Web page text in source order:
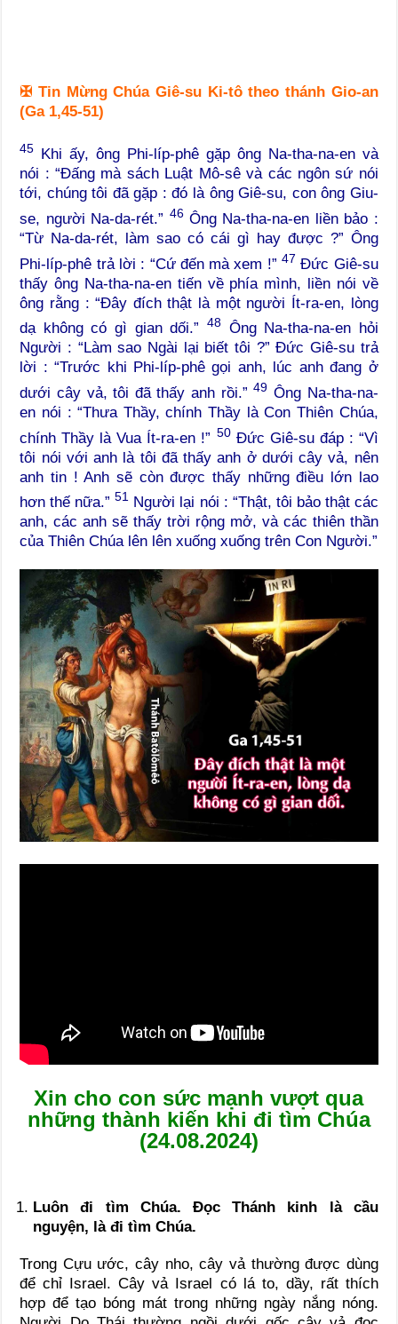
✠ Tin Mừng Chúa Giê-su Ki-tô theo thánh Gio-an
(Ga 1,45-51)
45
Khi ấy, ông Phi-líp-phê gặp ông Na-tha-na-en và
nói : “Đấng mà sách Luật Mô-sê và các ngôn sứ nói
tới, chúng tôi đã gặp : đó là ông Giê-su, con ông Giu-
se, người Na-da-rét.” 46Ông Na-tha-na-en liền bảo :
“Từ Na-da-rét, làm sao có cái gì hay được ?” Ông
Phi-líp-phê trả lời : “Cứ đến mà xem !”47 Đức Giê-su
thấy ông Na-tha-na-en tiến về phía mình, liền nói về
ông rằng : “Đây đích thật là một người Ít-ra-en, lòng
dạ không có gì gian dối.” 48Ông Na-tha-na-en hỏi
Người : “Làm sao Ngài lại biết tôi ?” Đức Giê-su trả
lời : “Trước khi Phi-líp-phê gọi anh, lúc anh đang ở
dưới cây vả, tôi đã thấy anh rồi.”49 Ông Na-tha-na-
en nói : “Thưa Thầy, chính Thầy là Con Thiên Chúa,
chính Thầy là Vua Ít-ra-en !” 50Đức Giê-su đáp : “Vì
tôi nói với anh là tôi đã thấy anh ở dưới cây vả, nên
anh tin ! Anh sẽ còn được thấy những điều lớn lao
hơn thế nữa.”51 Người lại nói : “Thật, tôi bảo thật các
anh, các anh sẽ thấy trời rộng mở, và các thiên thần
của Thiên Chúa lên lên xuống xuống trên Con Người.”
Xin cho con sức mạnh vượt qua
những thành kiến khi đi tìm Chúa
(24.08.2024)
Luôn đi tìm Chúa. Đọc Thánh kinh là cầu
nguyện, là đi tìm Chúa.
Trong Cựu ước, cây nho, cây vả thường được dùng
để chỉ Israel. Cây vả Israel có lá to, dầy, rất thích
hợp để tạo bóng mát trong những ngày nắng nóng.